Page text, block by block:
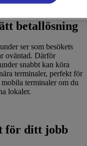
betallösning
ser som besökets
oväntad. Därför
snabbt kan köra
terminaler, perfekt för
terminaler om du
lokaler.
för ditt jobb